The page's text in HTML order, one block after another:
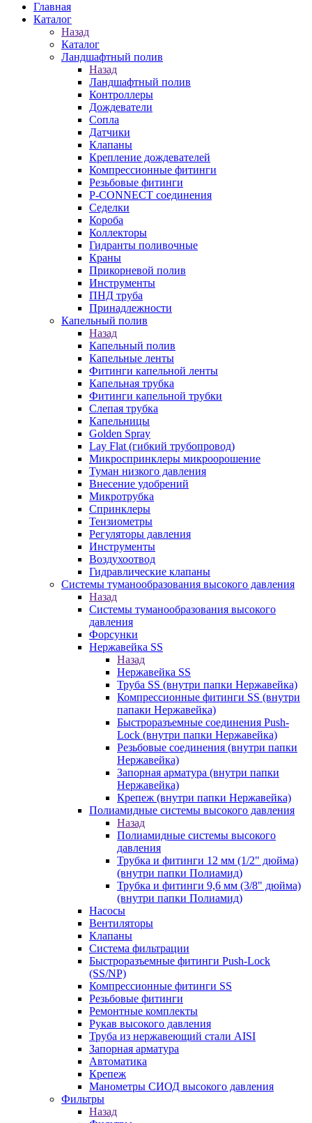
Главная
Каталог
Назад
Каталог
Ландшафтный полив
Назад
Ландшафтный полив
Контроллеры
Дождеватели
Сопла
Датчики
Клапаны
Крепление дождевателей
Компрессионные фитинги
Резьбовые фитинги
P-CONNECT соединения
Седелки
Короба
Коллекторы
Гидранты поливочные
Краны
Прикорневой полив
Инструменты
ПНД труба
Принадлежности
Капельный полив
Назад
Капельный полив
Капельные ленты
Фитинги капельной ленты
Капельная трубка
Фитинги капельной трубки
Слепая трубка
Капельницы
Golden Spray
Lay Flat (гибкий трубопровод)
Микроспринклеры микроорошение
Туман низкого давления
Внесение удобрений
Микротрубка
Спринклеры
Тензиометры
Регуляторы давления
Инструменты
Воздухоотвод
Гидравлические клапаны
Системы туманообразования высокого давления
Назад
Системы туманообразования высокого
давления
Форсунки
Нержавейка SS
Назад
Нержавейка SS
Труба SS (внутри папки Нержавейка)
Компрессионные фитинги SS (внутри
папаки Нержавейка)
Быстроразъемные соединения Push-
Lock (внутри папки Нержавейка)
Резьбовые соединения (внутри папки
Нержавейка)
Запорная арматура (внутри папки
Нержавейка)
Крепеж (внутри папки Нержавейка)
Полиамидные системы высокого давления
Назад
Полиамидные системы высокого
давления
Трубка и фитинги 12 мм (1/2" дюйма)
(внутри папки Полиамид)
Трубка и фитинги 9,6 мм (3/8" дюйма)
(внутри папки Полиамид)
Насосы
Вентиляторы
Клапаны
Система фильтрации
Быстроразъемные фитинги Push-Lock
(SS/NP)
Компрессионные фитинги SS
Резьбовые фитинги
Ремонтные комплекты
Рукав высокого давления
Труба из нержавеющий стали AISI
Запорная арматура
Автоматика
Крепеж
Манометры СИОД высокого давления
Фильтры
Назад